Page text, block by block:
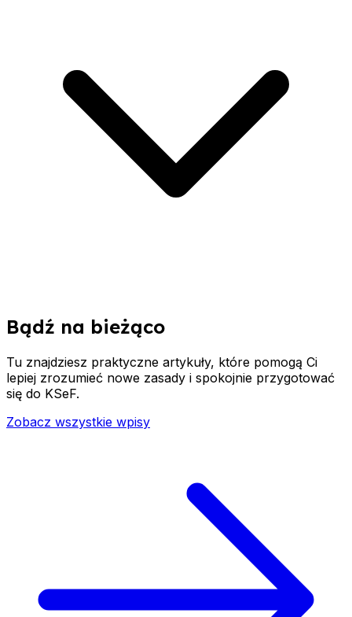
Bądź na bieżąco
Tu znajdziesz praktyczne artykuły, które pomogą Ci
lepiej zrozumieć nowe zasady i spokojnie przygotować
się do KSeF.
Zobacz wszystkie wpisy